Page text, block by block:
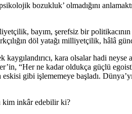
bozukluk’ olmadığını
bayım, şerefsiz bir
döl yatağı milliyetçilik, hâlâ
kara olsalar hadi
“Her ne kadar oldukça güçlü
gibi işlememeye başladı.
kim inkâr edebilir ki?